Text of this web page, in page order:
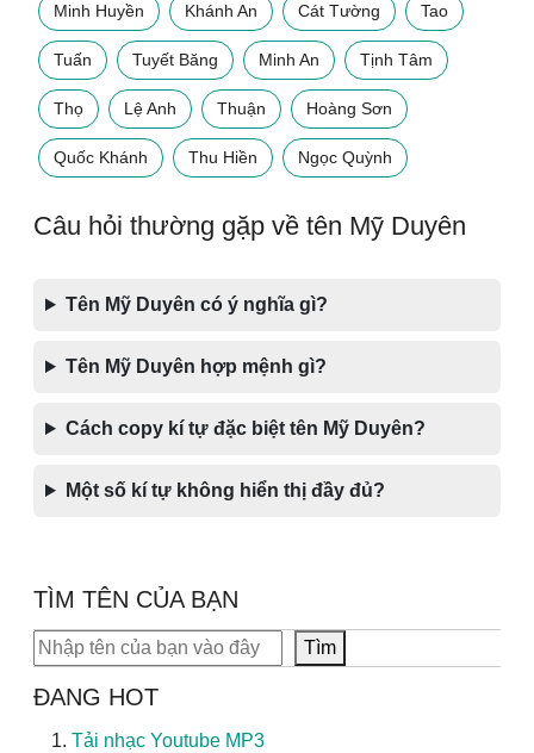
Minh Huyền Khánh An Cát Tường Tao
Tuấn Tuyết Băng Minh An Tịnh Tâm
Thọ Lệ Anh Thuận Hoàng Sơn
Quốc Khánh Thu Hiền Ngọc Quỳnh
Câu hỏi thường gặp về tên Mỹ Duyên
Tên Mỹ Duyên có ý nghĩa gì?
Tên Mỹ Duyên hợp mệnh gì?
Cách copy kí tự đặc biệt tên Mỹ Duyên?
Một số kí tự không hiển thị đầy đủ?
TÌM TÊN CỦA BẠN
Tìm kiếm Tìm
ĐANG HOT
Tải nhạc Youtube MP3